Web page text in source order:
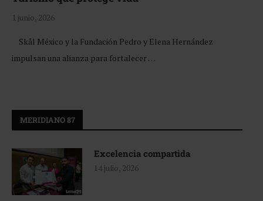
1 junio, 2026
Skål México y la Fundación Pedro y Elena Hernández
impulsan una alianza para fortalecer …
MERIDIANO 87
Excelencia compartida
14 julio, 2026